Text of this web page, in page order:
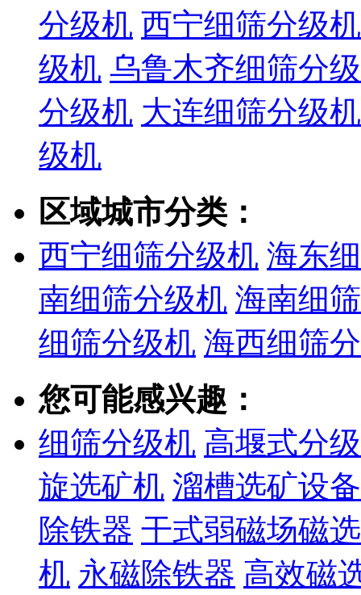
分级机 西宁细筛分级机
级机 乌鲁木齐细筛分
分级机 大连细筛分级机
级机
区域城市分类：
西宁细筛分级机 海东
南细筛分级机 海南细
细筛分级机 海西细筛
您可能感兴趣：
细筛分级机 高堰式分
旋选矿机 溜槽选矿设备
除铁器 干式弱磁场磁
机 永磁除铁器 高效磁